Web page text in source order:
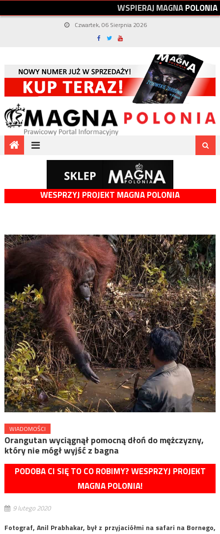
WSPIERAJMAGNAPOLONIA
Czwartek, 06 Sierpnia 2026
WESPRZYJ PROJEKT MAGNA POLONIA
WIADOMOŚCI
Orangutan wyciągnął pomocną dłoń do mężczyzny,
który nie mógł wyjść z bagna
PODOBA CI SIĘ TO CO ROBIMY? WESPRZYJ PROJEKT
MAGNA POLONIA!
9 lutego 2020
Fotograf, Anil Prabhakar, był z przyjaciółmi na safari na Bornego,